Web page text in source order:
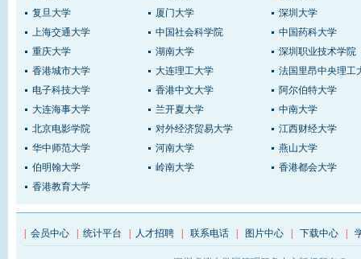
复旦大学
厦门大学
深圳大学
上海交通大学
中国社会科学院
中国药科大学
重庆大学
湖南大学
深圳职业技术学院
香港城市大学
大连理工大学
法国里昂中央理工
电子科技大学
香港中文大学
阿尔伯特大学
大连海事大学
兰开夏大学
中南大学
北京电影学院
对外经济贸易大学
江西财经大学
华中师范大学
河南大学
燕山大学
伯明翰大学
岭南大学
香港都会大学
香港教育大学
会员中心 统计平台 人才招聘 联系电话 图片中心 下载中心